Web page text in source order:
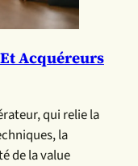
Acquéreurs
qui relie la
la
de la value